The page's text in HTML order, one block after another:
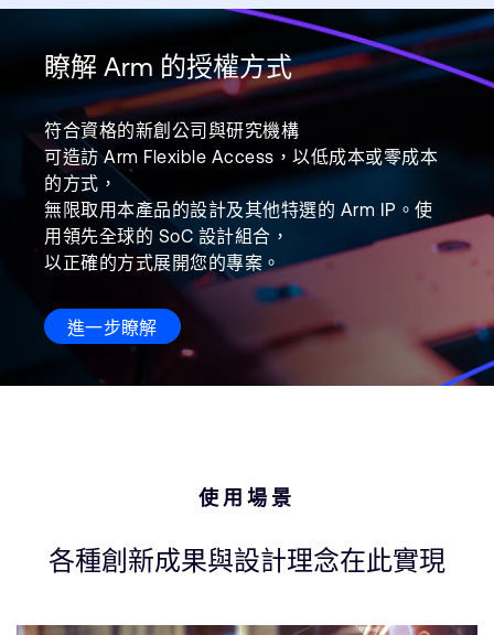
瞭解 Arm 的授權方式
符合資格的新創公司與研究機構
可造訪 Arm Flexible Access，以低成本或零成本
的方式，
無限取用本產品的設計及其他特選的 Arm IP。使
用領先全球的 SoC 設計組合，
以正確的方式展開您的專案。
進一步瞭解
使用場景
各種創新成果與設計理念在此實現